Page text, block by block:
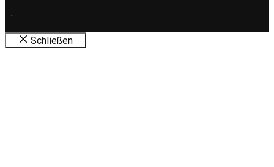
.
Schließen